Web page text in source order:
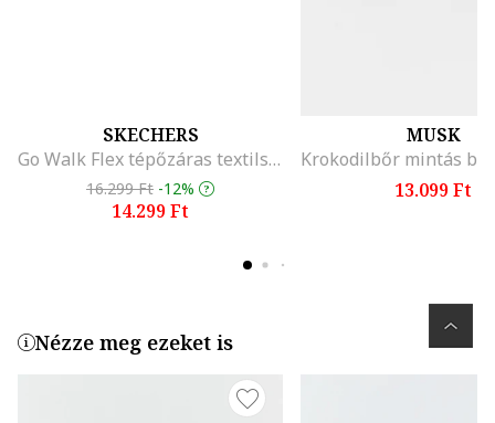
SKECHERS
Go Walk Flex tépőzáras textilszandál, Sötét rózsaszín
16.299 Ft -12%
14.299 Ft
MUSK
13.099 Ft
Nézze meg ezeket is